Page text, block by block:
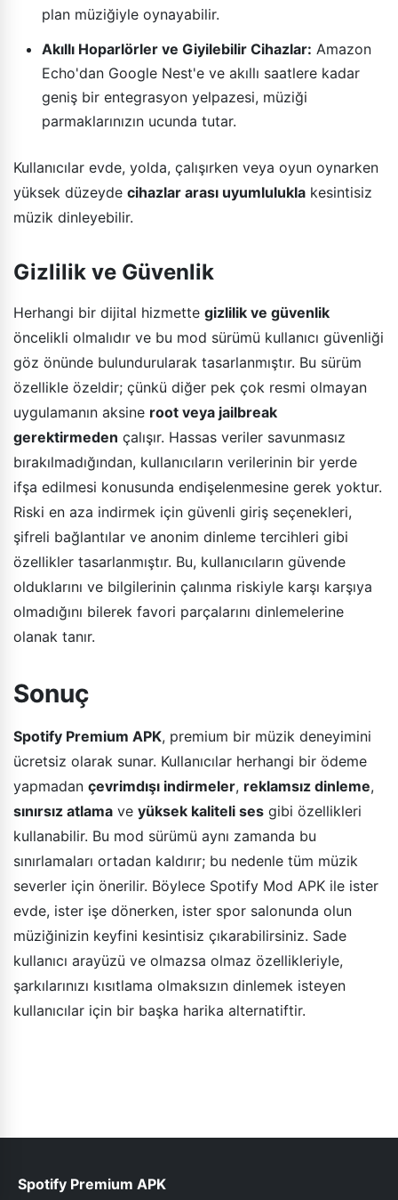
plan müziğiyle oynayabilir.
Akıllı Hoparlörler ve Giyilebilir Cihazlar: Amazon
Echo'dan Google Nest'e ve akıllı saatlere kadar
geniş bir entegrasyon yelpazesi, müziği
parmaklarınızın ucunda tutar.
Kullanıcılar evde, yolda, çalışırken veya oyun oynarken
yüksek düzeyde cihazlar arası uyumlulukla kesintisiz
müzik dinleyebilir.
Gizlilik ve Güvenlik
Herhangi bir dijital hizmette gizlilik ve güvenlik
öncelikli olmalıdır ve bu mod sürümü kullanıcı güvenliği
göz önünde bulundurularak tasarlanmıştır. Bu sürüm
özellikle özeldir; çünkü diğer pek çok resmi olmayan
uygulamanın aksine root veya jailbreak
gerektirmeden çalışır. Hassas veriler savunmasız
bırakılmadığından, kullanıcıların verilerinin bir yerde
ifşa edilmesi konusunda endişelenmesine gerek yoktur.
Riski en aza indirmek için güvenli giriş seçenekleri,
şifreli bağlantılar ve anonim dinleme tercihleri gibi
özellikler tasarlanmıştır. Bu, kullanıcıların güvende
olduklarını ve bilgilerinin çalınma riskiyle karşı karşıya
olmadığını bilerek favori parçalarını dinlemelerine
olanak tanır.
Sonuç
Spotify Premium APK, premium bir müzik deneyimini
ücretsiz olarak sunar. Kullanıcılar herhangi bir ödeme
yapmadan çevrimdışı indirmeler, reklamsız dinleme,
sınırsız atlama ve yüksek kaliteli ses gibi özellikleri
kullanabilir. Bu mod sürümü aynı zamanda bu
sınırlamaları ortadan kaldırır; bu nedenle tüm müzik
severler için önerilir. Böylece Spotify Mod APK ile ister
evde, ister işe dönerken, ister spor salonunda olun
müziğinizin keyfini kesintisiz çıkarabilirsiniz. Sade
kullanıcı arayüzü ve olmazsa olmaz özellikleriyle,
şarkılarınızı kısıtlama olmaksızın dinlemek isteyen
kullanıcılar için bir başka harika alternatiftir.
Spotify Premium APK